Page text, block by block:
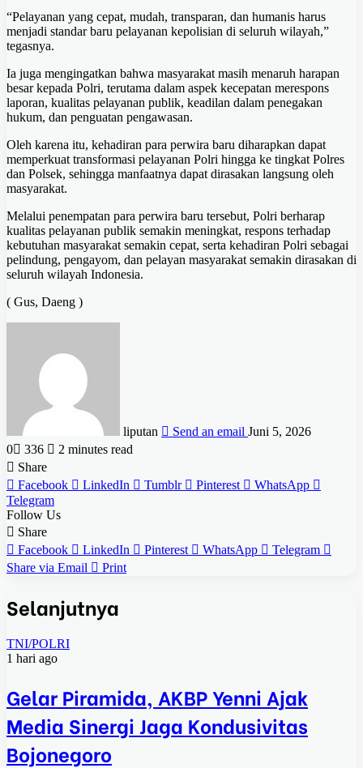
“Pelayanan yang cepat, mudah, transparan, dan humanis harus
menjadi standar baru pelayanan kepolisian di seluruh wilayah,”
tegasnya.
Ia juga mengingatkan bahwa masyarakat masih menaruh harapan
besar kepada Polri, terutama dalam aspek kecepatan merespons
laporan, kualitas pelayanan publik, keadilan dalam penegakan
hukum, dan penguatan pengawasan.
Oleh karena itu, kehadiran para perwira baru diharapkan dapat
memperkuat transformasi pelayanan Polri hingga ke tingkat Polres
dan Polsek, sehingga manfaatnya dapat dirasakan langsung oleh
masyarakat.
Melalui penempatan para perwira baru tersebut, Polri berharap
kualitas pelayanan publik semakin meningkat, respons terhadap
kebutuhan masyarakat semakin cepat, serta kehadiran Polri sebagai
pelindung, pengayom, dan pelayan masyarakat semakin dirasakan di
seluruh wilayah Indonesia.
( Gus, Daeng )
liputan Send an email Juni 5, 2026
0
336
2 minutes read
Share
Facebook
LinkedIn Tumblr Pinterest
WhatsApp
Telegram
Follow Us
Share
Facebook
LinkedIn Pinterest WhatsApp
Telegram
Share via Email
Print
Selanjutnya
TNI/POLRI
1 hari ago
Gelar Piramida, AKBP Yenni Ajak
Media Sinergi Jaga Kondusivitas
Bojonegoro